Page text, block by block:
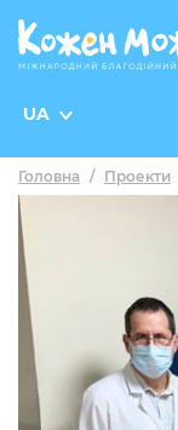
UA
Головна / Проекти